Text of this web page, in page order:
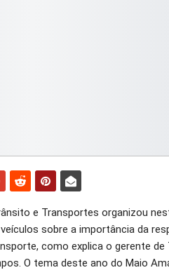
e Transportes organizou
sobre a importância da
como explica o gerente
O tema deste ano do Maio